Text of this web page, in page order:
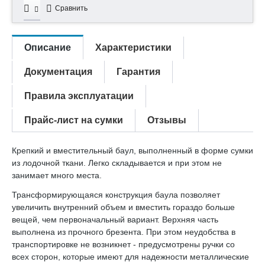
Сравнить
Описание Характеристики
Документация Гарантия
Правила эксплуатации
Прайс-лист на сумки Отзывы
Крепкий и вместительный баул, выполненный в форме сумки
из лодочной ткани. Легко складывается и при этом не
занимает много места.
Трансформирующаяся конструкция баула позволяет
увеличить внутренний объем и вместить гораздо больше
вещей, чем первоначальный вариант. Верхняя часть
выполнена из прочного брезента. При этом неудобства в
транспортировке не возникнет - предусмотрены ручки со
всех сторон, которые имеют для надежности металлические